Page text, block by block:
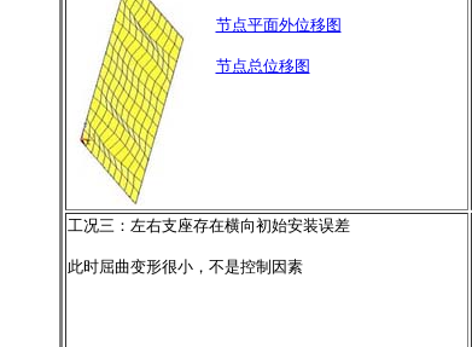
节点平面外位移图
节点总位移图
工况三：左右支座存在横向初始安装误差
此时屈曲变形很小，不是控制因素